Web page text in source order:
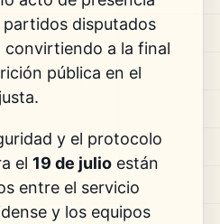
disputados
a la final
pública en el
y el protocolo
el 19 de julioestán
entre el servicio
y los equipos